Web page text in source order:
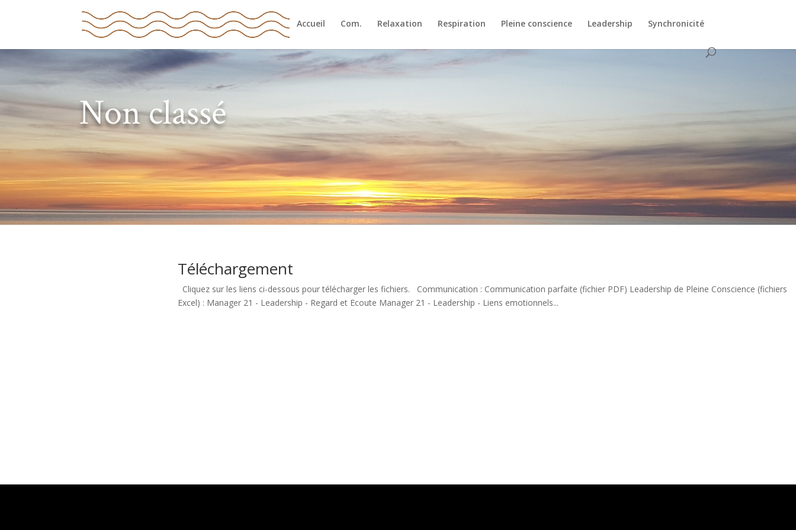
Accueil Com. Relaxation Respiration Pleine conscience Leadership Synchronicité
Non classé
Téléchargement
Cliquez sur les liens ci-dessous pour télécharger les fichiers. Communication : Communication parfaite (fichier PDF) Leadership de Pleine Conscience (fichiers
Excel) : Manager 21 - Leadership - Regard et Ecoute Manager 21 - Leadership - Liens emotionnels...